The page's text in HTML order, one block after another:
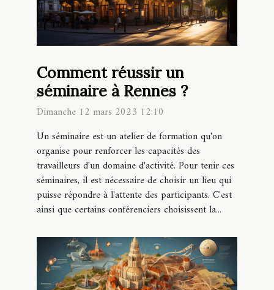
Comment réussir un
séminaire à Rennes ?
Dimanche 12 mars 2023 12:10
Un séminaire est un atelier de formation qu'on
organise pour renforcer les capacités des
travailleurs d'un domaine d'activité. Pour tenir ces
séminaires, il est nécessaire de choisir un lieu qui
puisse répondre à l'attente des participants. C'est
ainsi que certains conférenciers choisissent la...